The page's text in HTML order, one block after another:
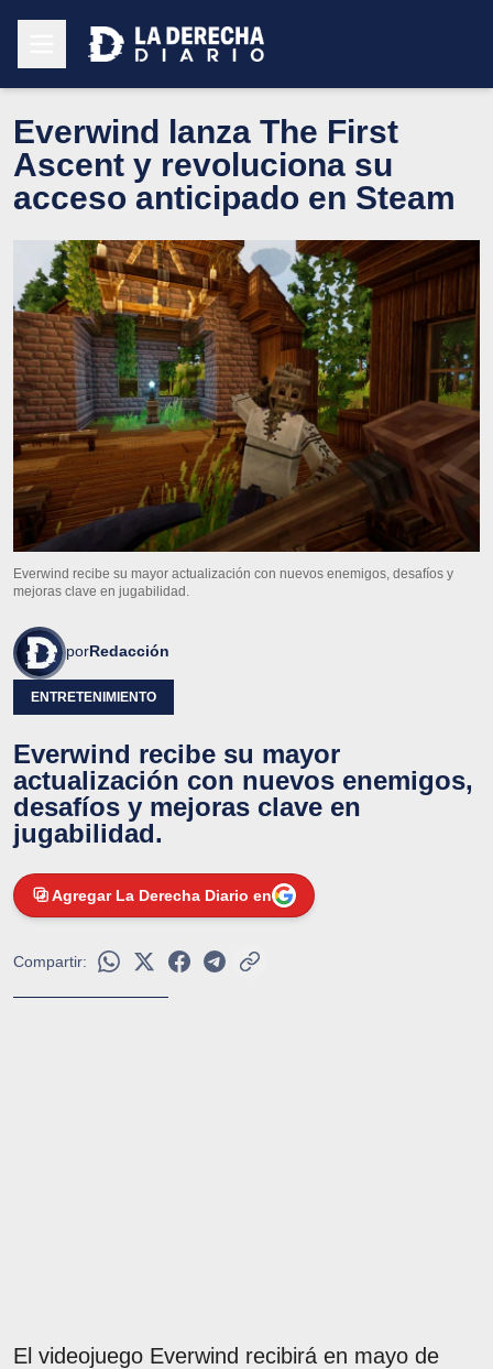
Everwind lanza The First
Ascent y revoluciona su
acceso anticipado en Steam
Everwind recibe su mayor actualización con nuevos enemigos, desafíos y
mejoras clave en jugabilidad.
porRedacción
ENTRETENIMIENTO
Everwind recibe su mayor
actualización con nuevos enemigos,
desafíos y mejoras clave en
jugabilidad.
Agregar La Derecha Diario en
Compartir:
El videojuego Everwind recibirá en mayo de